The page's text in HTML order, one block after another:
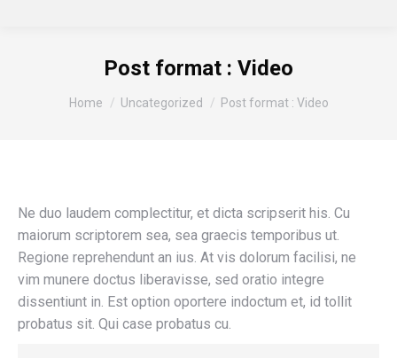
Post format : Video
You are here:
Home Uncategorized Post format : Video
Ne duo laudem complectitur, et dicta scripserit his. Cu
maiorum scriptorem sea, sea graecis temporibus ut.
Regione reprehendunt an ius. At vis dolorum facilisi, ne
vim munere doctus liberavisse, sed oratio integre
dissentiunt in. Est option oportere indoctum et, id tollit
probatus sit. Qui case probatus cu.